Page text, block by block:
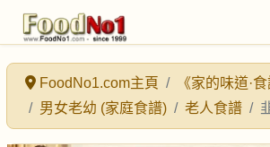
FoodNo1.com主頁
《家的味道·食
男女老幼 (家庭食譜)
老人食譜